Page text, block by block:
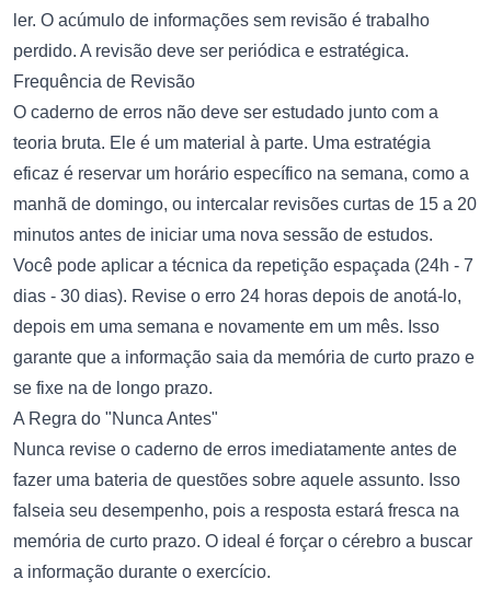
ler. O acúmulo de informações sem revisão é trabalho
perdido. A revisão deve ser periódica e estratégica.
Frequência de Revisão
O caderno de erros não deve ser estudado junto com a
teoria bruta. Ele é um material à parte. Uma estratégia
eficaz é reservar um horário específico na semana, como a
manhã de domingo, ou intercalar revisões curtas de 15 a 20
minutos antes de iniciar uma nova sessão de estudos.
Você pode aplicar a técnica da repetição espaçada (24h - 7
dias - 30 dias). Revise o erro 24 horas depois de anotá-lo,
depois em uma semana e novamente em um mês. Isso
garante que a informação saia da memória de curto prazo e
se fixe na de longo prazo.
A Regra do "Nunca Antes"
Nunca revise o caderno de erros imediatamente antes de
fazer uma bateria de questões sobre aquele assunto. Isso
falseia seu desempenho, pois a resposta estará fresca na
memória de curto prazo. O ideal é forçar o cérebro a buscar
a informação durante o exercício.